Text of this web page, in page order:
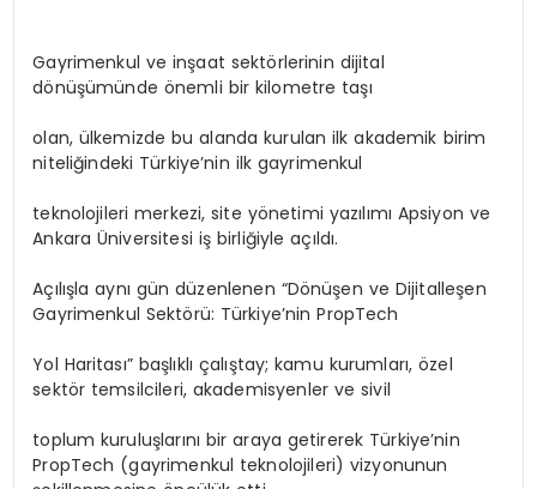
Gayrimenkul ve inşaat sektörlerinin dijital
dönüşümünde önemli bir kilometre taşı
olan, ülkemizde bu alanda kurulan ilk akademik birim
niteliğindeki Türkiye’nin ilk gayrimenkul
teknolojileri merkezi, site yönetimi yazılımı Apsiyon ve
Ankara Üniversitesi iş birliğiyle açıldı.
Açılışla aynı gün düzenlenen “Dönüşen ve Dijitalleşen
Gayrimenkul Sektörü: Türkiye’nin PropTech
Yol Haritası” başlıklı çalıştay; kamu kurumları, özel
sektör temsilcileri, akademisyenler ve sivil
toplum kuruluşlarını bir araya getirerek Türkiye’nin
PropTech (gayrimenkul teknolojileri) vizyonunun